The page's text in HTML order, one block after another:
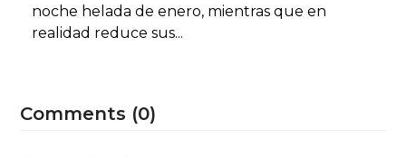
noche helada de enero, mientras que en
realidad reduce sus...
Comments (0)